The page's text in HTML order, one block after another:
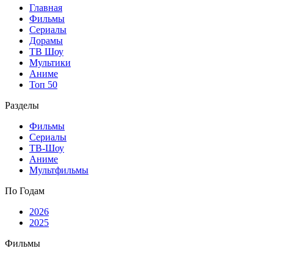
Главная
Фильмы
Сериалы
Дорамы
ТВ Шоу
Мультики
Аниме
Топ 50
Разделы
Фильмы
Сериалы
ТВ-Шоу
Аниме
Мультфильмы
По Годам
2026
2025
Фильмы